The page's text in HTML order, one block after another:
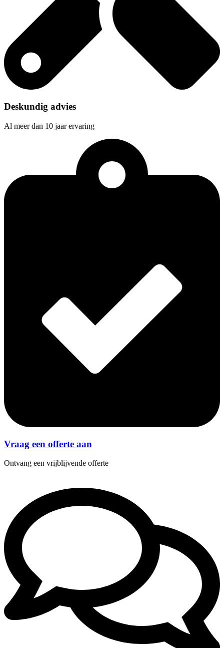
Deskundig advies
Al meer dan 10 jaar ervaring
Vraag een offerte aan
Ontvang een vrijblijvende offerte